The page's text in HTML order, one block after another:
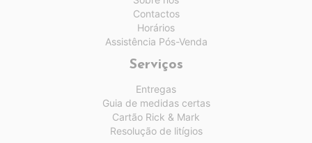
Contactos
Horários
Assistência Pós-Venda
Serviços
Entregas
Guia de medidas certas
Cartão Rick & Mark
Resolução de litígios